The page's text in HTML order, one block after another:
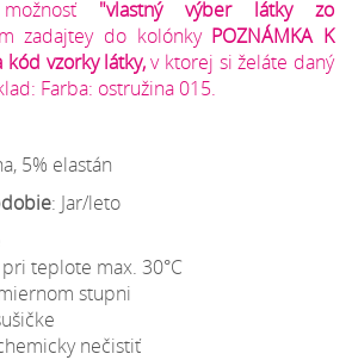
"vlastný výber látky zo
zadajtey do kolónky POZNÁMKA K
kód vzorky látky,v ktorej si želáte daný
Farba: ostružina 015.
5% elastán
: Jar/leto
teplote max. 30°C
stupni
nečistiť